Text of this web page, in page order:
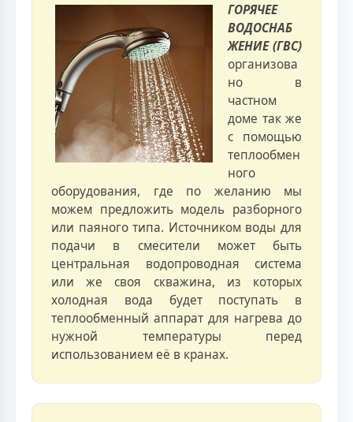
ГОРЯЧЕЕ
ВОДОСНАБ
ЖЕНИЕ (ГВС)
организова
но в
частном
доме так же
с помощью
теплообмен
ного
оборудования, где по желанию мы
можем предложить модель разборного
или паяного типа. Источником воды для
подачи в смесители может быть
центральная водопроводная система
или же своя скважина, из которых
холодная вода будет поступать в
теплообменный аппарат для нагрева до
нужной температуры перед
использованием её в кранах.